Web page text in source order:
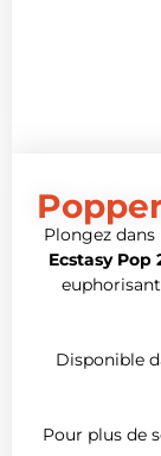
Plongez dans
Ecstasy Pop
Disponible
Pour plus de